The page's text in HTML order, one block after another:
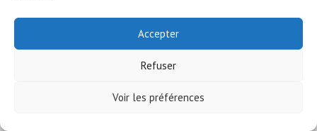
Accepter
Refuser
Voir les préférences